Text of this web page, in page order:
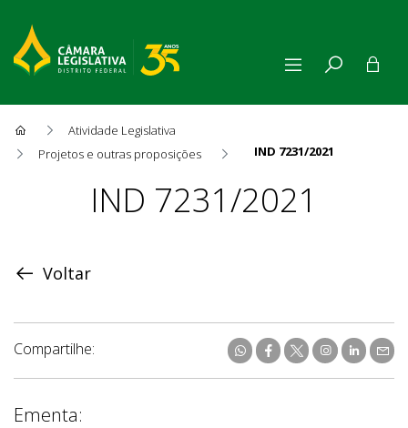
Atividade Legislativa
Projetos e outras proposições
IND 7231/2021
ProposiçãoIND 7231/2021
Voltar
Compartilhe:
Ementa: